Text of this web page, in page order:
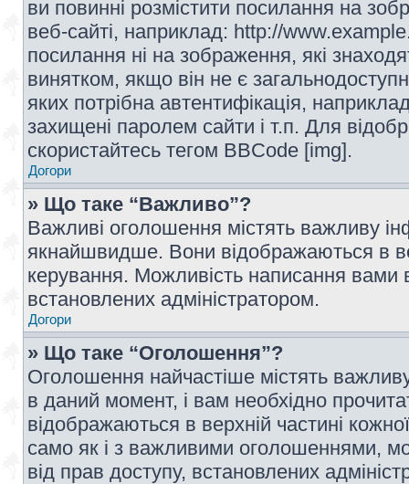
ви повинні розмістити посилання на
веб-сайті, наприклад: http://
посилання ні на зображення, які
винятком, якщо він не є
яких потрібна автентифікація,
захищені паролем сайти і т.п. Для
скористайтесь тегом BBCode [img].
Догори
» Що таке “Важливо”?
Важливі оголошення містять важливу
якнайшвидше. Вони відображаються в
керування. Можливість написання
встановлених адміністратором.
Догори
» Що таке “Оголошення”?
Оголошення найчастіше містять
в даний момент, і вам необхідно
відображаються в верхній частині
само як і з важливими оголошеннями,
від прав доступу, встановлених